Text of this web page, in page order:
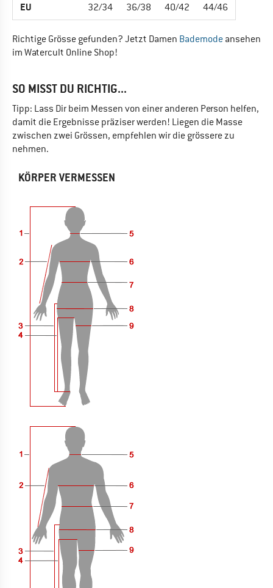
EU 32/34 36/38 40/42 44/46
Richtige Grösse gefunden? Jetzt Damen Bademode ansehen
im Watercult Online Shop!
SO MISST DU RICHTIG...
Tipp: Lass Dir beim Messen von einer anderen Person helfen,
damit die Ergebnisse präziser werden! Liegen die Masse
zwischen zwei Grössen, empfehlen wir die grössere zu
nehmen.
KÖRPER VERMESSEN